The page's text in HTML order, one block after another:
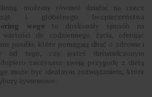
możemy również działać na rzecz
i globalnego bezpieczeństwa
wege to doskonały sposób na
do codziennego życia, oferując
posiłki, które pomagają dbać o zdrowie i
od tego, czy jesteś doświadczonym
zaczynasz swoją przygodę z dietą
może być idealnym rozwiązaniem, które
żywieniowe.